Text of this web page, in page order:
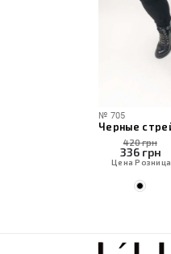
№ 705
420 грн
336грн
Цена Розница